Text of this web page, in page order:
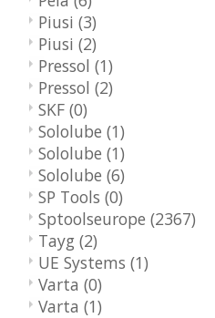
Piusi (3)
Piusi (2)
Pressol (1)
Pressol (2)
SKF (0)
Sololube (1)
Sololube (1)
Sololube (6)
SP Tools (0)
Sptoolseurope (2367)
Tayg (2)
UE Systems (1)
Varta (0)
Varta (1)